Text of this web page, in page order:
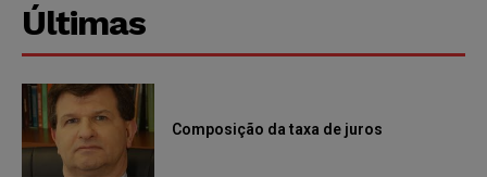
Últimas
Composição da taxa de juros